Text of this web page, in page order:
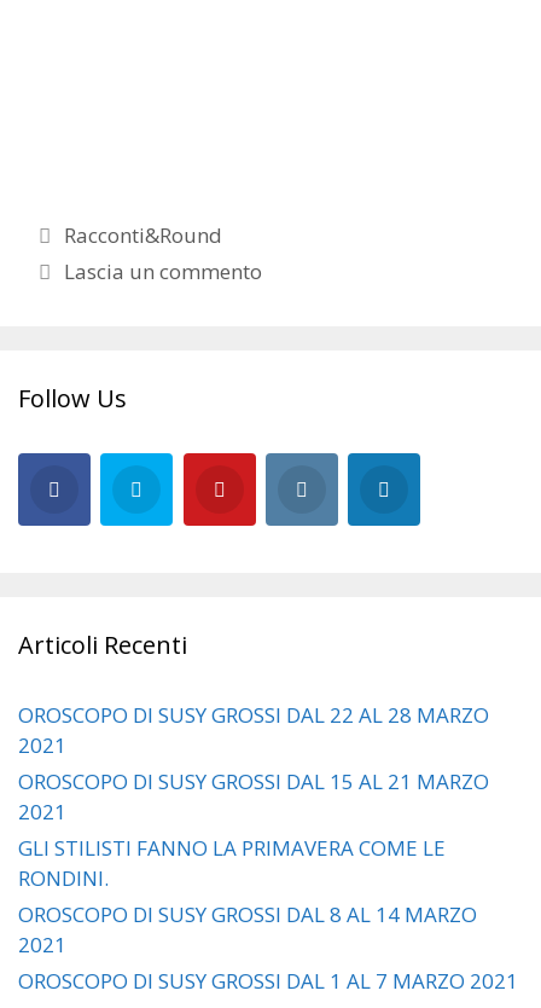
Categorie
Racconti&Round
Lascia un commento
Follow Us
Articoli Recenti
OROSCOPO DI SUSY GROSSI DAL 22 AL 28 MARZO
2021
OROSCOPO DI SUSY GROSSI DAL 15 AL 21 MARZO
2021
GLI STILISTI FANNO LA PRIMAVERA COME LE
RONDINI.
OROSCOPO DI SUSY GROSSI DAL 8 AL 14 MARZO
2021
OROSCOPO DI SUSY GROSSI DAL 1 AL 7 MARZO 2021